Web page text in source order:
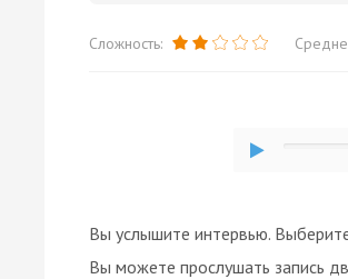
Сложность:
Вы услышите интервью.
Вы можете прослушать запись